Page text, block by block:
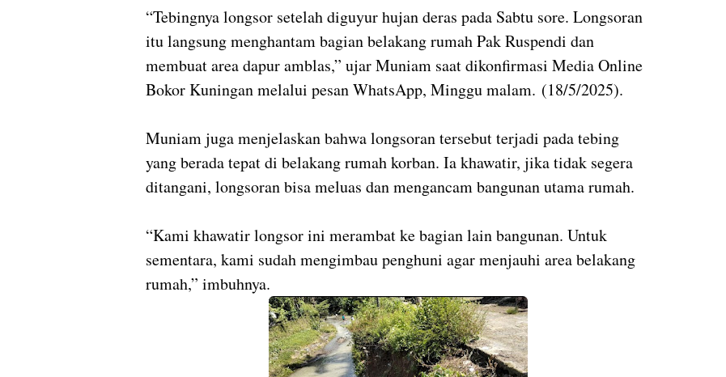
“Tebingnya longsor setelah diguyur hujan deras pada Sabtu sore. Longsoran
itu langsung menghantam bagian belakang rumah Pak Ruspendi dan
membuat area dapur amblas,” ujar Muniam saat dikonfirmasi Media Online
Bokor Kuningan melalui pesan WhatsApp, Minggu malam. (18/5/2025).
Muniam juga menjelaskan bahwa longsoran tersebut terjadi pada tebing
yang berada tepat di belakang rumah korban. Ia khawatir, jika tidak segera
ditangani, longsoran bisa meluas dan mengancam bangunan utama rumah.
“Kami khawatir longsor ini merambat ke bagian lain bangunan. Untuk
sementara, kami sudah mengimbau penghuni agar menjauhi area belakang
rumah,” imbuhnya.